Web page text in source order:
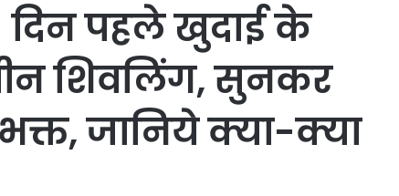
दिन पहले खुदाई के
शिवलिंग, सुनकर
जानिये क्या-क्या